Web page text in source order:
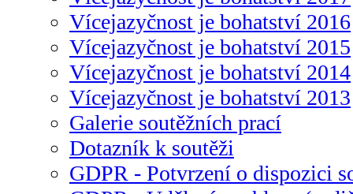
Vícejazyčnost je bohatství 2016
Vícejazyčnost je bohatství 2015
Vícejazyčnost je bohatství 2014
Vícejazyčnost je bohatství 2013
Galerie soutěžních prací
Dotazník k soutěži
GDPR - Potvrzení o dispozici